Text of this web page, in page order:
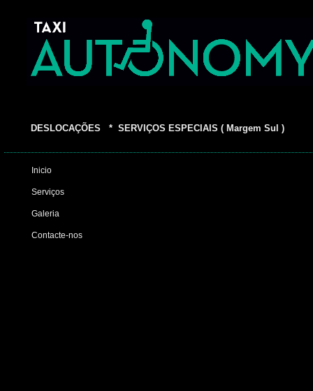
DESLOCAÇÕES * SERVIÇOS ESPECIAIS ( Margem Sul )
Inicio
Serviços
Contacte-nos
Galeria